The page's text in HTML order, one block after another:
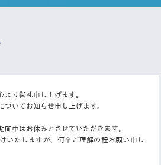
り御礼申し上げます。
ついてお知らせ申し上げます。
中はお休みとさせていただきます。
いたしますが、何卒ご理解の程お願い申し